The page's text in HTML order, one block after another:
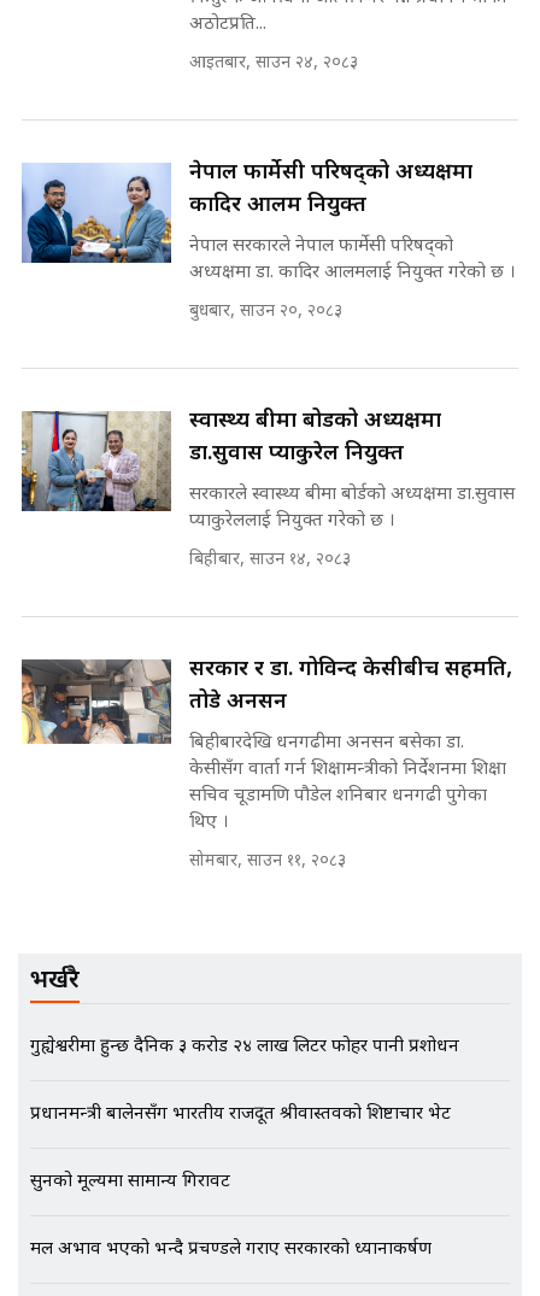
on the Same Page ||
SIDHAKURA ||
सहकारी पीडितसँग मन्त्री प्रतिभा रावलले
भनिन्–साथ दिनुहोस्, दबाब होइन ||
Sidhakura || Pratibha Rawal
रसुवाकाे भाङ्गे झरना | Bhange
Waterfall of Rasuwa ||
SIDHAKURA ||
मन्त्री आउने बित्तिकै सुरु भएको थियो
घुसको डिल || Raj Kumar Gupta ||
SIDHAKURA ||
घुसको डिल गर्ने मन्त्रीकाे राजिनामा,
भूमिसुधार मन्त्रीलाई जोगाइदै ! ||
SIDHAKURA ||
७८ लाख घुस खाने मन्त्री ! जोगाउने
SIDHAKURA INVESTIGATION
अडियो | FULL AUDIO |
SIDHAKURA |
पूर्व मन्त्री रञ्जिता || SIDHAKURA
||
मन्त्रीले घुस डिल गरेको अडियो ! दुई झोला
नोट मन्त्रीलाई घुस | SIDHAKURA |
SIDHAKURA INVESTIGATION |
गोप्य अडियो र म्यासेज, गृह मन्त्रालय
भिजिट भिसामा गृह मन्त्रालयकै सेटिङः१
अठोटप्रति...
आइतबार, साउन २४, २०८३
नेपाल फार्मेसी परिषद्को अध्यक्षमा
कादिर आलम नियुक्त
नेपाल सरकारले नेपाल फार्मेसी परिषद्को
अध्यक्षमा डा. कादिर आलमलाई नियुक्त गरेको छ ।
बुधबार, साउन २०, २०८३
स्वास्थ्य बीमा बोर्डको अध्यक्षमा
डा.सुवास प्याकुरेल नियुक्त
सरकारले स्वास्थ्य बीमा बोर्डको अध्यक्षमा डा.सुवास
प्याकुरेललाई नियुक्त गरेको छ ।
बिहीबार, साउन १४, २०८३
सरकार र डा. गोविन्द केसीबीच सहमति,
तोडे अनसन
बिहीबारदेखि धनगढीमा अनसन बसेका डा.
केसीसँग वार्ता गर्न शिक्षामन्त्रीको निर्देशनमा शिक्षा
सचिव चूडामणि पौडेल शनिबार धनगढी पुगेका
थिए ।
सोमबार, साउन ११, २०८३
भर्खरै
गुह्येश्वरीमा हुन्छ दैनिक ३ करोड २४ लाख लिटर फोहर पानी प्रशोधन
प्रधानमन्त्री बालेनसँग भारतीय राजदूत श्रीवास्तवको शिष्टाचार भेट
सुनको मूल्यमा सामान्य गिरावट
मल अभाव भएको भन्दै प्रचण्डले गराए सरकारको ध्यानाकर्षण